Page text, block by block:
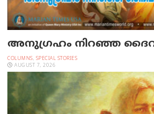
അനുഗ്രഹം നിറഞ്ഞ
COLUMNS, SPECIAL STORIES
AUGUST 7, 2026